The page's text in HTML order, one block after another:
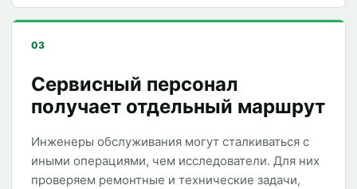
03
Сервисный персонал
получает отдельный маршрут
Инженеры обслуживания могут сталкиваться с
иными операциями, чем исследователи. Для них
проверяем ремонтные и технические задачи,